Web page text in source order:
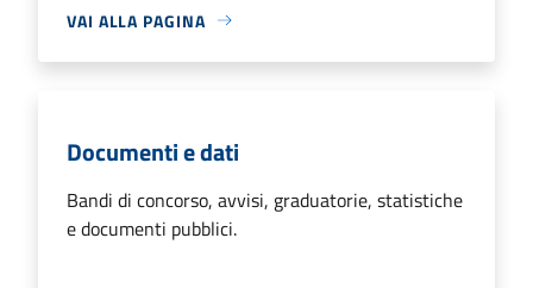
VAI ALLA PAGINA
Documenti e dati
Bandi di concorso, avvisi, graduatorie, statistiche
e documenti pubblici.